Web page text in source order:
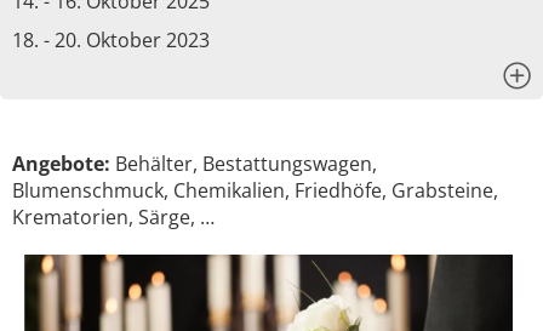
18. - 20. Oktober 2023
Angebote: Behälter, Bestattungswagen,
Blumenschmuck, Chemikalien, Friedhöfe, Grabsteine,
Krematorien, Särge, …